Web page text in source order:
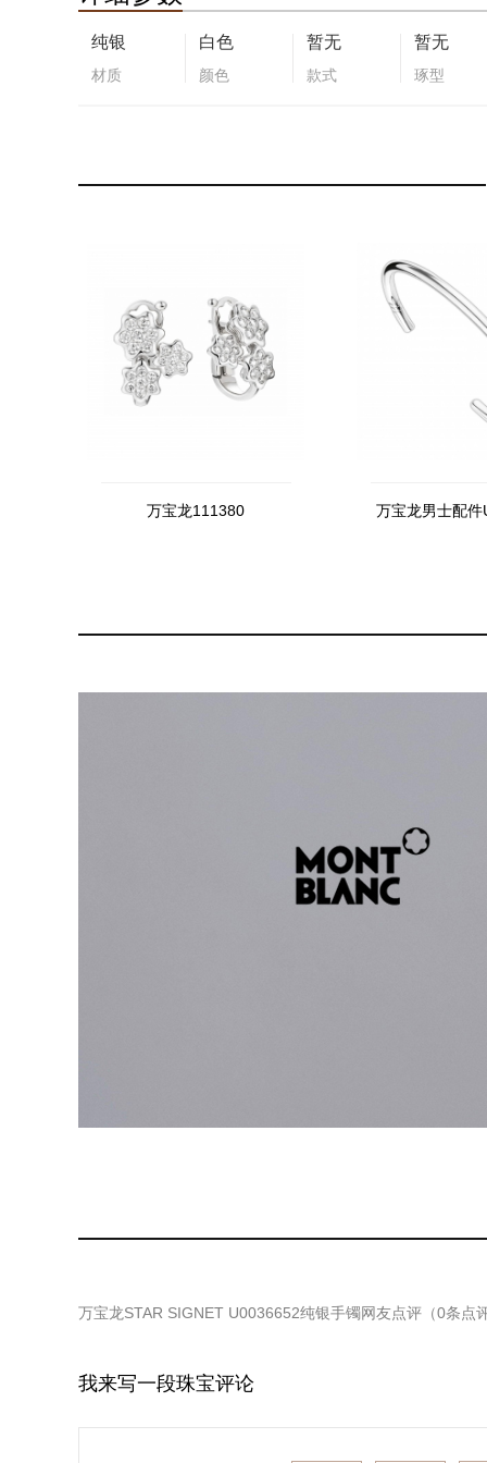
纯银
材质
白色
颜色
暂无
款式
暂无
琢型
万宝龙111380 万宝龙男士配
万宝龙STAR SIGNET U0036652纯银手镯网友点评（0条点
我来写一段珠宝评论